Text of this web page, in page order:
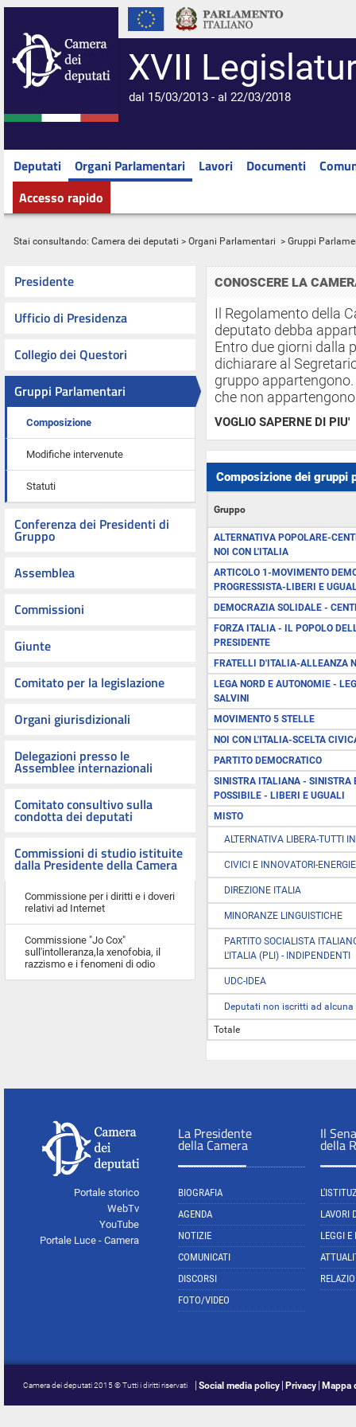
XVII
dal 15/03/2013 - al 22/03/2018
Deputati Organi Parlamentari Lavori Documenti
Accesso rapido
Stai consultando: Camera dei deputati > Organi Parlamentari > Gruppi
Presidente
Ufficio di Presidenza
Collegio dei Questori
Gruppi Parlamentari
Composizione
Modifiche intervenute
Statuti
Conferenza dei Presidenti di
Gruppo
Assemblea
Commissioni
Giunte
Comitato per la legislazione
Organi giurisdizionali
Delegazioni presso le
Assemblee internazionali
Comitato consultivo sulla
condotta dei deputati
Commissioni di studio istituite
dalla Presidente della Camera
Commissione per i diritti e i doveri
relativi ad Internet
Commissione "Jo Cox"
sull'intolleranza,la xenofobia, il
razzismo e i fenomeni di odio
CONOSCERE LA
Il Regolamento della
deputato debba
Entro due giorni dalla
dichiarare al
gruppo
che non
VOGLIO SAPERNE DI PIU'
Composizione dei gruppi
Gruppo
ALTERNATIVA POPOLARE-
NOI CON L'ITALIA
ARTICOLO 1-MOVIMENTO
PROGRESSISTA-LIBERI E
DEMOCRAZIA SOLIDALE -
FORZA ITALIA - IL POPOLO
PRESIDENTE
FRATELLI D'ITALIA-ALLEANZA
LEGA NORD E AUTONOMIE -
SALVINI
MOVIMENTO 5 STELLE
NOI CON L'ITALIA-SCELTA
PARTITO DEMOCRATICO
SINISTRA ITALIANA - SINISTRA
POSSIBILE - LIBERI E UGUALI
MISTO
ALTERNATIVA LIBERA-TUTTI
CIVICI E INNOVATORI-
DIREZIONE ITALIA
MINORANZE LINGUISTICHE
PARTITO SOCIALISTA
L'ITALIA (PLI) - INDIPENDENTI
UDC-IDEA
Deputati non iscritti ad
Totale
Portale storico
WebTv
YouTube
Portale Luce - Camera
La Presidente
della Camera
BIOGRAFIA
AGENDA
NOTIZIE
COMUNICATI
DISCORSI
FOTO/VIDEO
Il
della
LAVORI
LEGGI E
Camera dei deputati 2015 © Tutti i diritti riservati Social media policy Privacy Mappa